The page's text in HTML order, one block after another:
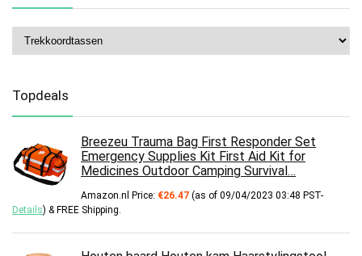
Topdeals
Breezeu Trauma Bag First Responder Set
Emergency Supplies Kit First Aid Kit for
Medicines Outdoor Camping Survival…
Amazon.nl Price: €26.47 (as of 09/04/2023 03:48 PST-
Details) & FREE Shipping.